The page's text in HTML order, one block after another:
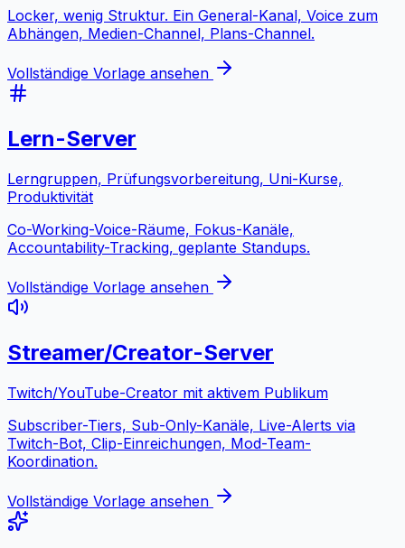
Locker, wenig Struktur. Ein General-Kanal, Voice zum
Abhängen, Medien-Channel, Plans-Channel.
Vollständige Vorlage ansehen
Lern-Server
Lerngruppen, Prüfungsvorbereitung, Uni-Kurse,
Produktivität
Co-Working-Voice-Räume, Fokus-Kanäle,
Accountability-Tracking, geplante Standups.
Vollständige Vorlage ansehen
Streamer/Creator-Server
Twitch/YouTube-Creator mit aktivem Publikum
Subscriber-Tiers, Sub-Only-Kanäle, Live-Alerts via
Twitch-Bot, Clip-Einreichungen, Mod-Team-
Koordination.
Vollständige Vorlage ansehen